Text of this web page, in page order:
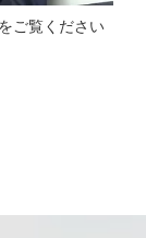
ご覧ください